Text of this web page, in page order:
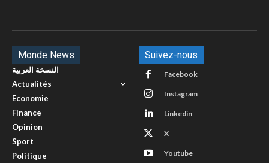
Monde News
النسخة العربية
Actualités
Economie
Finance
Opinion
Sport
Politique
Suivez-nous
Facebook
Instagram
Linkedin
X
Youtube